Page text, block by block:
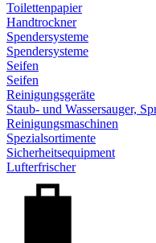
Toilettenpapier
Handtrockner
Spendersysteme
Spendersysteme
Seifen
Seifen
Reinigungsgeräte
Staub- und Wassersauger,
Reinigungsmaschinen
Spezialsortimente
Sicherheitsequipment
Lufterfrischer